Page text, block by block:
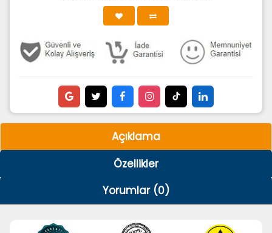
Açıklama
Özellikler
Yorumlar (0)